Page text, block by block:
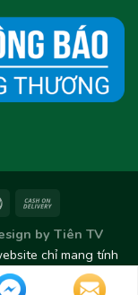
by Tiên TV
chỉ mang tính
đổi/chênh lệch